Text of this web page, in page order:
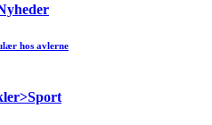
hos avlerne